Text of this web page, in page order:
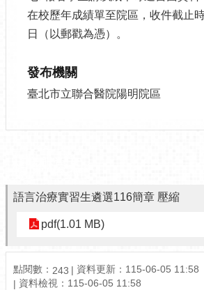
在校歷年成績單至院區，收件截止
日（以郵戳為憑）。
發布機關
臺北市立聯合醫院陽明院區
語言治療實習生遴選116簡章 壓縮
pdf(1.01 MB)
點閱數： 243
資料更新：115-06-05 11:58
資料檢視：115-06-05 11:58